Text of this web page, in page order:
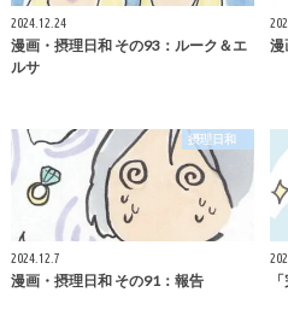
2024.12.24
漫画・摂理日和 その93：ルーク＆エ
ルサ
漫
摂理日和
2024.12.7
漫画・摂理日和 その91：報告